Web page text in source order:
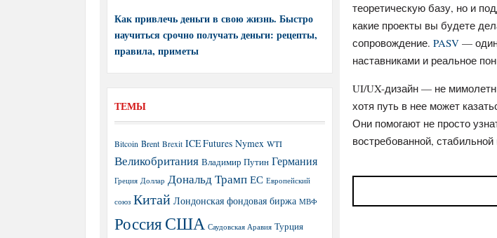
теоретическую базу, но и
какие проекты вы будете
сопровождение. PASV — один
наставниками и реальное
UI/UX-дизайн — не
хотя путь в нее может
Они помогают не просто
востребованной,
Как привлечь деньги в свою жизнь. Быстро
научиться срочно получать деньги: рецепты,
правила, приметы
ТЕМЫ
Bitcoin Brent Brexit ICE Futures Nymex WTI
Великобритания Владимир Путин Германия
Греция Доллар Дональд Трамп ЕС Европейский
союз Китай Лондонская фондовая биржа МВФ
РоссияСША Саудовская Аравия Турция